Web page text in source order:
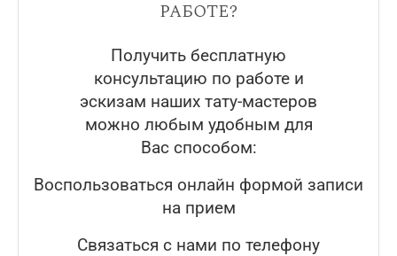
работе?
Получить бесплатную
консультацию по работе и
эскизам наших тату-мастеров
можно любым удобным для
Вас способом:
Воспользоваться онлайн формой записи
на прием
Связаться с нами по телефону